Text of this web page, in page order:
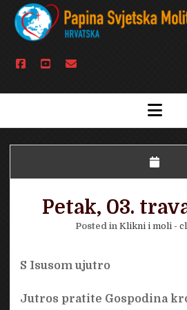
facebook
youtubeemail
open
menu
Petak, 03.
Posted in Klikni i moli -
S Isusom ujutro
Jutros pratite Gospodina